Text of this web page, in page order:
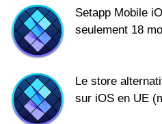
Setapp Mobile
seulement 18
Le store
sur iOS en UE